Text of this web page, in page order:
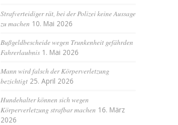
Strafverteidiger rät, bei der Polizei keine Aussage
zu machen 10. Mai 2026
Bußgeldbescheide wegen Trunkenheit gefährden
Fahrerlaubnis 1. Mai 2026
Mann wird falsch der Körperverletzung
bezichtigt 25. April 2026
Hundehalter können sich wegen
Körperverletzung strafbar machen 16. März
2026